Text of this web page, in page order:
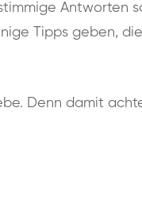
Antworten
Tipps geben,
Denn damit